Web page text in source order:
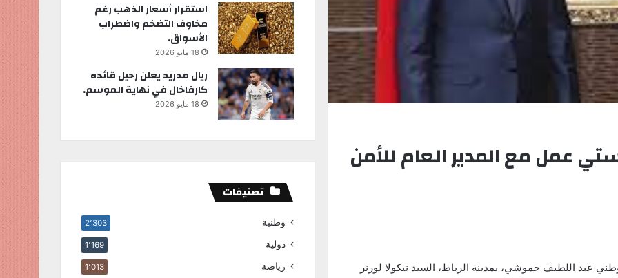
عمل مع المدير العام للأمن
عبد اللطيف حموشي، بمدينة الرباط، السيد نيكولا لورنر
استقرار أسعار الذهب رغم
مخاوف التضخم واضطراب
الأسواق.
18 مايو 2026
ريال مدريد يعلن رحيل قائده
كارفاخال في نهاية الموسم.
18 مايو 2026
تصنيفات
وطنية 2٬303
دولية 1٬169
رياضة 1٬013